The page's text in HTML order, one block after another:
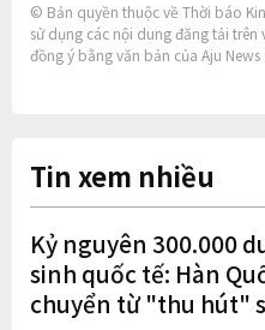
© Bản quyền thuộc về Thời báo
sử dụng các nội dung đăng tải
đồng ý bằng văn bản của Aju
Tin xem nhiều
Kỷ nguyên 300.000
sinh quốc tế: Hàn
chuyển từ "thu hút"